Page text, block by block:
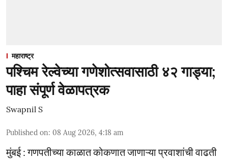
महाराष्ट्र
पश्चिम रेल्वेच्या गणेशोत्सवासाठी ४२ गाड्या;
पाहा संपूर्ण वेळापत्रक
Swapnil S
Published on: 08 Aug 2026, 4:18 am
मुंबई : गणपतीच्या काळात कोकणात जाणाऱ्या प्रवाशांची वाढती